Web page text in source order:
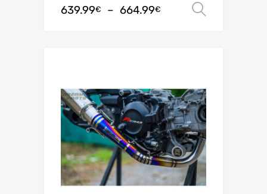
639.99€ – 664.99€